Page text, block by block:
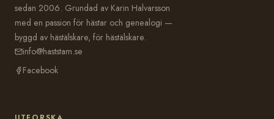
sedan 2006. Grundad av Karin Halvarsson
med en passion för hästar och genealogi —
byggd av hästälskare, för hästälskare.
info@haststam.se
Facebook